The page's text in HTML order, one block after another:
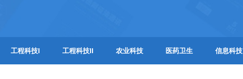
工程科技I 工程科技II 农业科技 医药卫生 信息科技